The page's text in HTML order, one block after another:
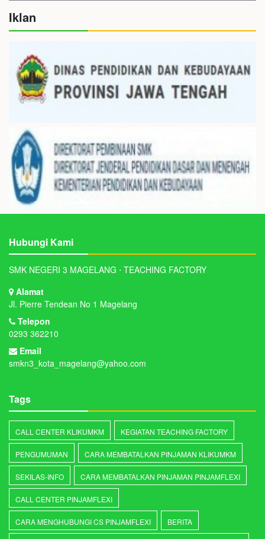
Iklan
Hubungi Kami
SMK NEGERI 3 MAGELANG ⋅ TEACHING FACTORY
Alamat
Jl. Pierre Tendean No 1 Magelang
Telepon
0293 362210
Email
smkn3_kota_magelang@yahoo.com
Tags
CALL CENTER KLIKUMKM KEGIATAN TEACHING FACTORY
PENGUMUMAN CARA MEMBATALKAN PINJAMAN KLIKUMKM
SEKILAS-INFO CARA MEMBATALKAN PINJAMAN PINJAMFLEXI
CALL CENTER PINJAMFLEXI
CARA MENGHUBUNGI CS PINJAMFLEXI BERITA